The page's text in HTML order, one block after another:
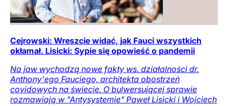
Cejrowski: Wreszcie widać, jak Fauci wszystkich
okłamał. Lisicki: Sypie się opowieść o pandemii
Na jaw wychodzą nowe fakty ws. działalności dr.
Anthony'ego Fauciego, architekta obostrzeń
covidowych na świecie. O bulwersującej sprawie
rozmawiają w "Antysystemie" Paweł Lisicki i Wojciech